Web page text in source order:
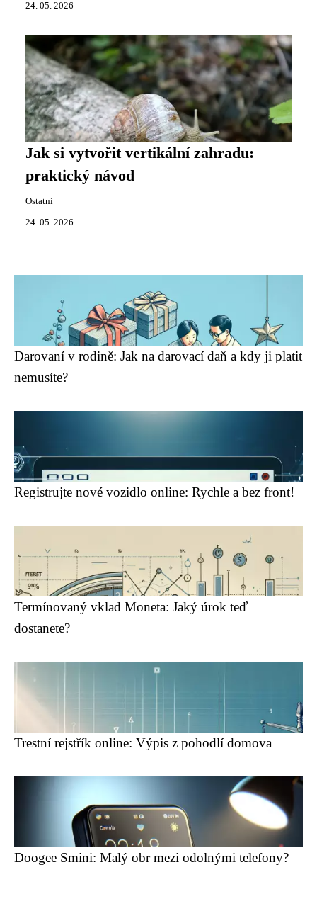
24. 05. 2026
Jak si vytvořit vertikální zahradu:
praktický návod
Ostatní
24. 05. 2026
Darovaní v rodině: Jak na darovací daň a kdy ji platit
nemusíte?
Registrujte nové vozidlo online: Rychle a bez front!
Termínovaný vklad Moneta: Jaký úrok teď
dostanete?
Trestní rejstřík online: Výpis z pohodlí domova
Doogee Smini: Malý obr mezi odolnými telefony?